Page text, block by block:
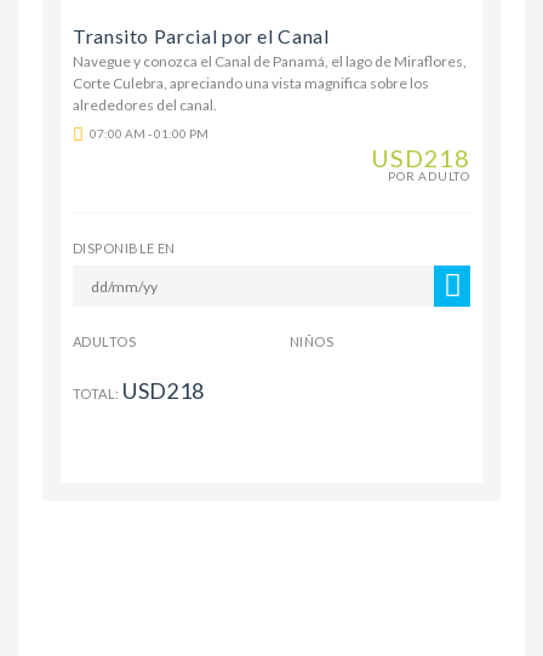
Transito Parcial por el Canal
Navegue y conozca el Canal de Panamá, el lago de Miraflores,
Corte Culebra, apreciando una vista magnifica sobre los
alrededores del canal.
07:00 AM - 01:00 PM
USD218
POR ADULTO
DISPONIBLE EN
ADULTOS NIÑOS
TOTAL: USD218